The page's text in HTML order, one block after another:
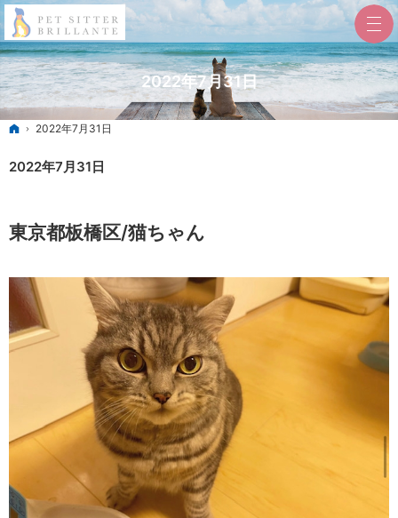
2022年7月31日
ホーム
2022年7月31日
2022年7月31日
東京都板橋区/猫ちゃん